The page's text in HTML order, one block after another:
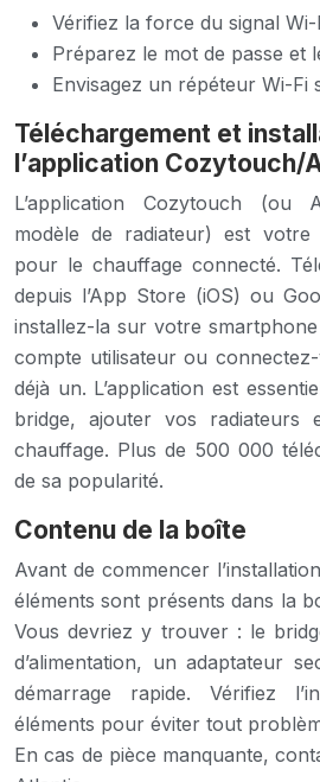
Vérifiez la force du signal Wi-
Préparez le mot de passe et
Envisagez un répéteur Wi-Fi
Téléchargement et
l’application Cozytouch/
L’application Cozytouch (ou
modèle de radiateur) est votre
pour le chauffage connecté.
depuis l’App Store (iOS) ou
installez-la sur votre
compte utilisateur ou
déjà un. L’application est
bridge, ajouter vos radiateurs
chauffage. Plus de 500 000
de sa popularité.
Contenu de la boîte
Avant de commencer
éléments sont présents dans la
Vous devriez y trouver : le
d’alimentation, un adaptateur
démarrage rapide. Vérifiez
éléments pour éviter tout
En cas de pièce manquante,